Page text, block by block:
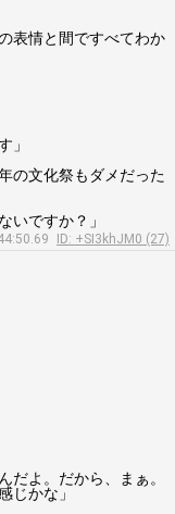
表情と間ですべてわか
」
の文化祭もダメだった
ですか？」
ID: +SI3khJM0 (27)
だよ。だから、まぁ。
じかな」